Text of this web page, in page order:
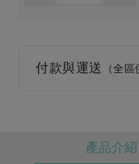
付款與運送 （全
產品介紹